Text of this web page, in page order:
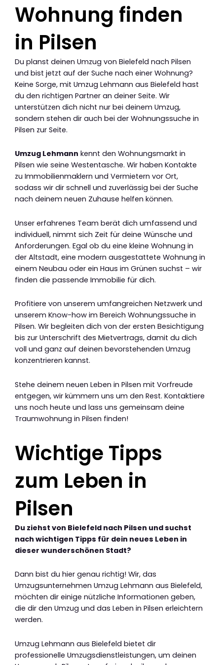
Wohnung finden
in Pilsen
Du planst deinen Umzug von Bielefeld nach Pilsen
und bist jetzt auf der Suche nach einer Wohnung?
Keine Sorge, mit Umzug Lehmann aus Bielefeld hast
du den richtigen Partner an deiner Seite. Wir
unterstützen dich nicht nur bei deinem Umzug,
sondern stehen dir auch bei der Wohnungssuche in
Pilsen zur Seite.
Umzug Lehmann kennt den Wohnungsmarkt in
Pilsen wie seine Westentasche. Wir haben Kontakte
zu Immobilienmaklern und Vermietern vor Ort,
sodass wir dir schnell und zuverlässig bei der Suche
nach deinem neuen Zuhause helfen können.
Unser erfahrenes Team berät dich umfassend und
individuell, nimmt sich Zeit für deine Wünsche und
Anforderungen. Egal ob du eine kleine Wohnung in
der Altstadt, eine modern ausgestattete Wohnung in
einem Neubau oder ein Haus im Grünen suchst – wir
finden die passende Immobilie für dich.
Profitiere von unserem umfangreichen Netzwerk und
unserem Know-how im Bereich Wohnungssuche in
Pilsen. Wir begleiten dich von der ersten Besichtigung
bis zur Unterschrift des Mietvertrags, damit du dich
voll und ganz auf deinen bevorstehenden Umzug
konzentrieren kannst.
Stehe deinem neuen Leben in Pilsen mit Vorfreude
entgegen, wir kümmern uns um den Rest. Kontaktiere
uns noch heute und lass uns gemeinsam deine
Traumwohnung in Pilsen finden!
Wichtige Tipps
zum Leben in
Pilsen
Du ziehst von Bielefeld nach Pilsen und suchst
nach wichtigen Tipps für dein neues Leben in
dieser wunderschönen Stadt?
Dann bist du hier genau richtig! Wir, das
Umzugsunternehmen Umzug Lehmann aus Bielefeld,
möchten dir einige nützliche Informationen geben,
die dir den Umzug und das Leben in Pilsen erleichtern
werden.
Umzug Lehmann aus Bielefeld bietet dir
professionelle Umzugsdienstleistungen, um deinen